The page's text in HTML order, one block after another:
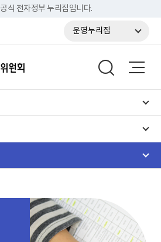
식 전자정부 누리집입니다.
운영누리집